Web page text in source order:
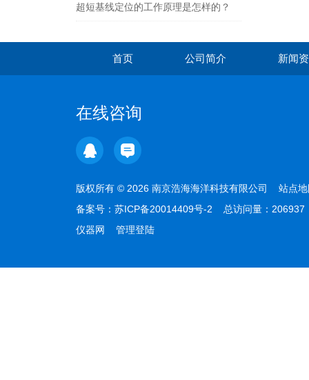
超短基线定位的工作原理是怎样的？
首页 公司简介 新闻
在线咨询
版权所有 © 2026 南京浩海海洋科技有限公司 站点
备案号： 苏ICP备20014409号-2 总访问量：
仪器网
管理登陆